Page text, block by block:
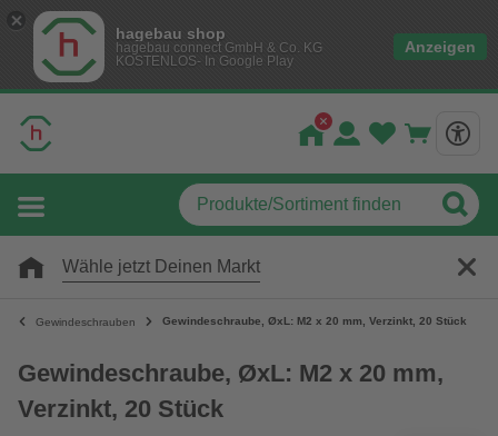
hagebau shop
hagebau connect GmbH & Co. KG
KOSTENLOS- In Google Play
Anzeigen
Wähle jetzt Deinen Markt
Gewindeschrauben Gewindeschraube, ØxL: M2 x 20 mm, Verzinkt, 20 Stück
Gewindeschraube, ØxL: M2 x 20 mm,
Verzinkt, 20 Stück